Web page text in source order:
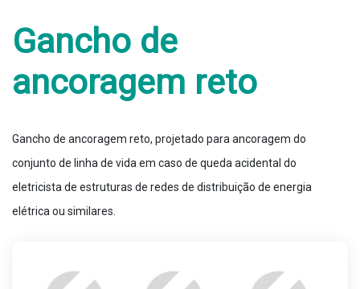
Gancho de
ancoragem reto
Gancho de ancoragem reto, projetado para ancoragem do
conjunto de linha de vida em caso de queda acidental do
eletricista de estruturas de redes de distribuição de energia
elétrica ou similares.